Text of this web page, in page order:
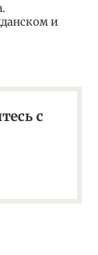
и
с